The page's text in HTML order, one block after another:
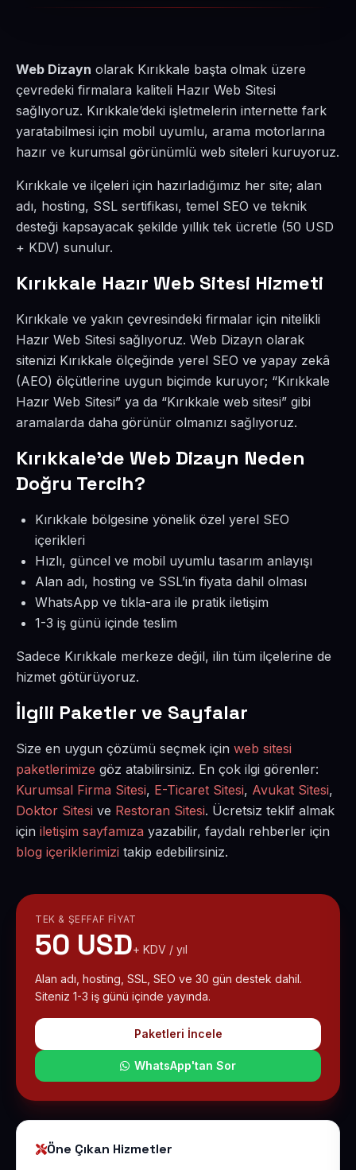
Web Dizayn olarak Kırıkkale başta olmak üzere
çevredeki firmalara kaliteli Hazır Web Sitesi
sağlıyoruz. Kırıkkale’deki işletmelerin internette fark
yaratabilmesi için mobil uyumlu, arama motorlarına
hazır ve kurumsal görünümlü web siteleri kuruyoruz.
Kırıkkale ve ilçeleri için hazırladığımız her site; alan
adı, hosting, SSL sertifikası, temel SEO ve teknik
desteği kapsayacak şekilde yıllık tek ücretle (50 USD
+ KDV) sunulur.
Kırıkkale Hazır Web Sitesi Hizmeti
Kırıkkale ve yakın çevresindeki firmalar için nitelikli
Hazır Web Sitesi sağlıyoruz. Web Dizayn olarak
sitenizi Kırıkkale ölçeğinde yerel SEO ve yapay zekâ
(AEO) ölçütlerine uygun biçimde kuruyor; “Kırıkkale
Hazır Web Sitesi” ya da “Kırıkkale web sitesi” gibi
aramalarda daha görünür olmanızı sağlıyoruz.
Kırıkkale’de Web Dizayn Neden
Doğru Tercih?
Kırıkkale bölgesine yönelik özel yerel SEO
içerikleri
Hızlı, güncel ve mobil uyumlu tasarım anlayışı
Alan adı, hosting ve SSL’in fiyata dahil olması
WhatsApp ve tıkla-ara ile pratik iletişim
1-3 iş günü içinde teslim
Sadece Kırıkkale merkeze değil, ilin tüm ilçelerine de
hizmet götürüyoruz.
İlgili Paketler ve Sayfalar
Size en uygun çözümü seçmek için web sitesi
paketlerimize göz atabilirsiniz. En çok ilgi görenler:
Kurumsal Firma Sitesi, E-Ticaret Sitesi, Avukat Sitesi,
Doktor Sitesi ve Restoran Sitesi. Ücretsiz teklif almak
için iletişim sayfamıza yazabilir, faydalı rehberler için
blog içeriklerimizi takip edebilirsiniz.
TEK & ŞEFFAF FIYAT
50 USD+ KDV / yıl
Alan adı, hosting, SSL, SEO ve 30 gün destek dahil.
Siteniz 1-3 iş günü içinde yayında.
Paketleri İncele
WhatsApp'tan Sor
Öne Çıkan Hizmetler